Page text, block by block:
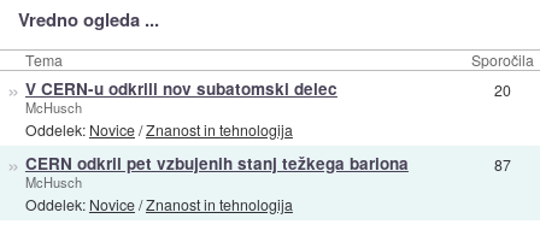
Vredno ogleda ...
Tema Sporočila
» V CERN-u odkrili nov subatomski delec
McHusch
Oddelek: Novice/Znanost in tehnologija
20
» CERN odkril pet vzbujenih stanj težkega bariona
McHusch
Oddelek: Novice/Znanost in tehnologija
87